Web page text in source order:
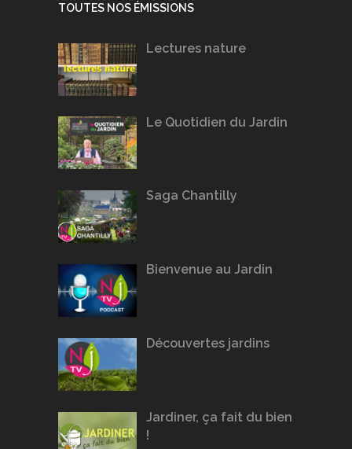
TOUTES NOS ÉMISSIONS
Lectures nature
Le Quotidien du Jardin
Saga Chantilly
Bienvenue au Jardin
Découvertes jardins
Jardiner, ça fait du bien
!